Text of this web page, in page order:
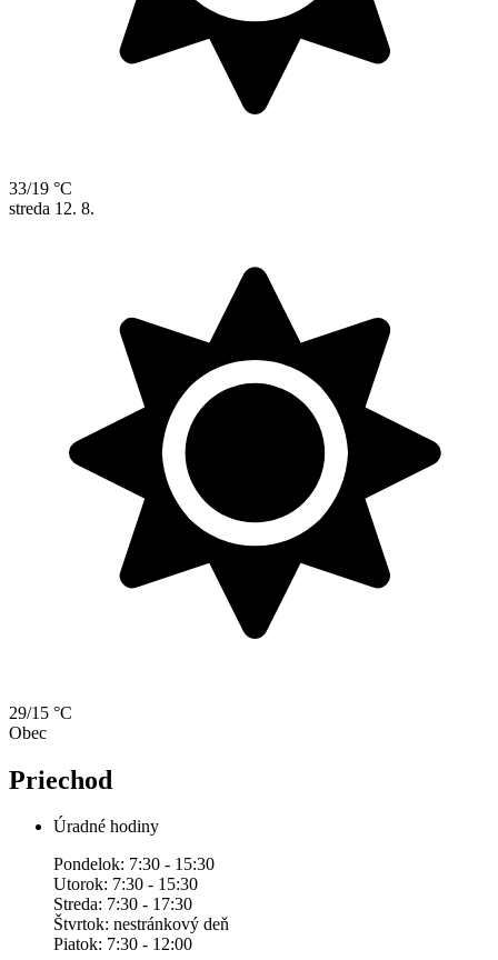
33/19 °C
streda 12. 8.
29/15 °C
Obec
Priechod
Úradné hodiny
Pondelok: 7:30 - 15:30
Utorok: 7:30 - 15:30
Streda: 7:30 - 17:30
Štvrtok: nestránkový deň
Piatok: 7:30 - 12:00